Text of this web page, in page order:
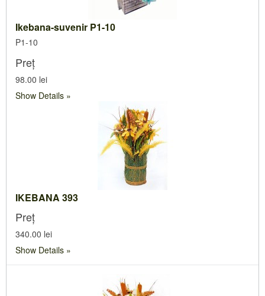
Ikebana-suvenir P1-10
P1-10
Preț
98.00 lei
Show Details
IKEBANA 393
Preț
340.00 lei
Show Details